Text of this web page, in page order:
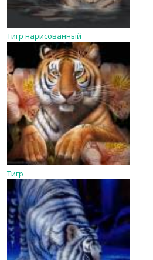
Тигр нарисованный
Тигр